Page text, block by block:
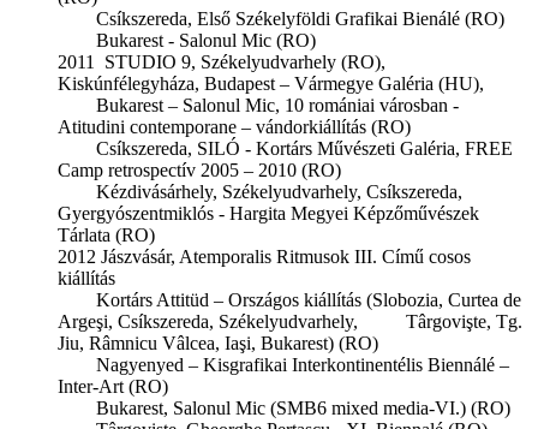
Csíkszereda, Első Székelyföldi Grafikai Bienálé (RO)
Bukarest - Salonul Mic (RO)
2011 STUDIO 9, Székelyudvarhely (RO),
Kiskúnfélegyháza, Budapest – Vármegye Galéria (HU),
Bukarest – Salonul Mic, 10 romániai városban -
Atitudini contemporane – vándorkiállítás (RO)
Csíkszereda, SILÓ - Kortárs Művészeti Galéria, FREE
Camp retrospectív 2005 – 2010 (RO)
Kézdivásárhely, Székelyudvarhely, Csíkszereda,
Gyergyószentmiklós - Hargita Megyei Képzőművészek
Tárlata (RO)
2012 Jászvásár, Atemporalis Ritmusok III. Című cosos
kiállítás
Kortárs Attitüd – Országos kiállítás (Slobozia, Curtea de
Argeşi, Csíkszereda, Székelyudvarhely, Târgovişte, Tg.
Jiu, Râmnicu Vâlcea, Iaşi, Bukarest) (RO)
Nagyenyed – Kisgrafikai Interkontinentélis Biennálé –
Inter-Art (RO)
Bukarest, Salonul Mic (SMB6 mixed media-VI.) (RO)